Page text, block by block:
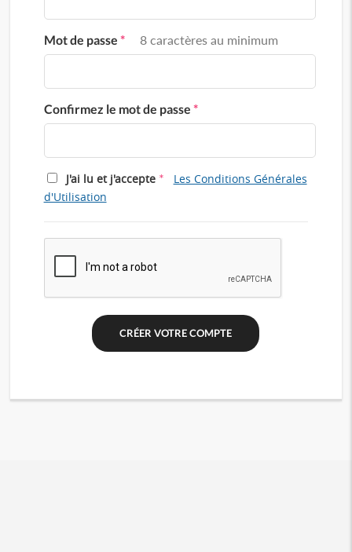
Mot de passe * 8 caractères au minimum
Confirmez le mot de passe *
J'ai lu et j'accepte *
Les Conditions Générales
d'Utilisation